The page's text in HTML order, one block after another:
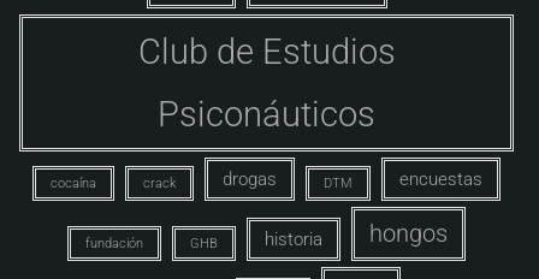
Club de Estudios
Psiconáuticos
cocaína crack drogas DTM encuestas
fundación GHB historia hongos